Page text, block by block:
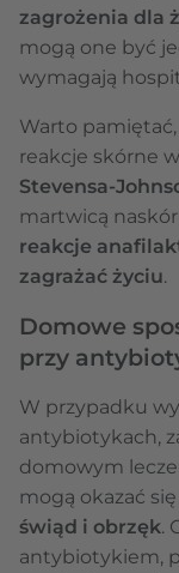
zagrożenia dla
mogą one być
wymagają
Warto
reakcje skórne
Stevensa-
martwicą
reakcje
zagrażać życiu.
Domowe
przy
W przypadku
antybiotykach,
domowym
mogą okazać się
świąd i obrzęk.
antybiotykiem,